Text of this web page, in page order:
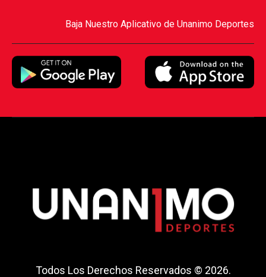
Baja Nuestro Aplicativo de Unanimo Deportes
Todos Los Derechos Reservados © 2026.